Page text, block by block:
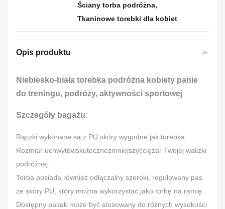
Ściany torba podróżna,
Tkaninowe torebki dla kobiet
Opis produktu
Niebiesko-biała torebka podróżna kobiety panie
do treningu, podróży, aktywności sportowej
Szczegóły bagażu:
Rączki wykonane są z PU skóry wygodne jak torebka.
Rozmiar uchwytówskutecznezmniejszyćciężar Twojej walizki
podróżnej.
Torba posiada również odłączalny szeroki, regulowany pas
ze skóry PU, który można wykorzystać jako torbę na ramię.
Dostępny pasek może być stosowany do różnych wysokości